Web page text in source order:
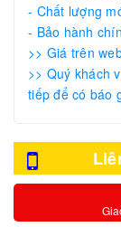
- Chất lượng
- Bảo hành
>> Giá trên
>> Quý khách
tiếp để có báo